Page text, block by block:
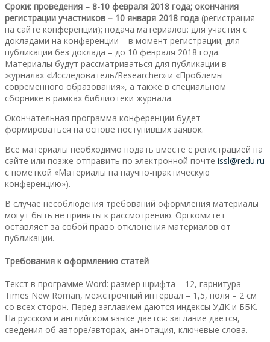
Сроки: проведения – 8-10 февраля 2018 года; окончания
регистрации участников – 10 января 2018 года (регистрация
на сайте конференции); подача материалов: для участия с
докладами на конференции – в момент регистрации; для
публикации без доклада – до 10 февраля 2018 года.
Материалы будут рассматриваться для публикации в
журналах «Исследователь/Researcher» и «Проблемы
современного образования», а также в специальном
сборнике в рамках библиотеки журнала.
Окончательная программа конференции будет
формироваться на основе поступивших заявок.
Все материалы необходимо подать вместе с регистрацией на
сайте или позже отправить по электронной почте issl@redu.ru
с пометкой «Материалы на научно-практическую
конференцию»).
В случае несоблюдения требований оформления материалы
могут быть не приняты к рассмотрению. Оргкомитет
оставляет за собой право отклонения материалов от
публикации.
Требования к оформлению статей
Текст в программе Word: размер шрифта – 12, гарнитура –
Times New Roman, межстрочный интервал – 1,5, поля – 2 см
со всех сторон. Перед заглавием даются индексы УДК и ББК.
На русском и английском языке дается: заглавие дается,
сведения об авторе/авторах, аннотация, ключевые слова.